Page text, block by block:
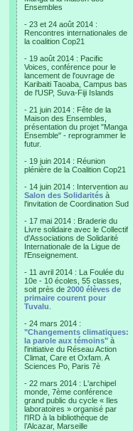
Ensembles
- 23 et 24 août 2014 :
Rencontres internationales de
la coalition Cop21
- 19 août 2014 : Pacific
Voices, conférence pour le
lancement de l'ouvrage de
Karibaiti Taoaba, Campus bas
de l'USP, Suva-Fiji Islands
- 21 juin 2014 : Fête de la
Maison des Ensembles,
présentation du projet "Manga
Ensemble" - reprogrammer le
futur.
- 19 juin 2014 : Réunion
plénière de la Coalition Cop21
- 14 juin 2014 : Intervention au
Salon des Solidarités à
l'invitation de Coordination Sud
- 17 mai 2014 : Braderie du
Livre solidaire avec le Collectif
d'Associations de Solidarité
Internationale de la Ligue de
l'Enseignement.
- 11 avril 2014 : La Foulée du
10e - 10 écoles, 55 classes,
soit près de 2000 élèves de
primaire courent pour
Tuvalu
- 24 mars 2014 :
"Changements climatiques:
la parole aux témoins" à
l'initiative du Réseau Action
Climat, Care et Oxfam. A
Sciences Po, Paris 7è
- 22 mars 2014 : L'archipel
monde, 7ème conférence
grand public du cycle « Iles
laboratoires » organisé par
l'IRD à la bibliothèque de
l’Alcazar, Marseille